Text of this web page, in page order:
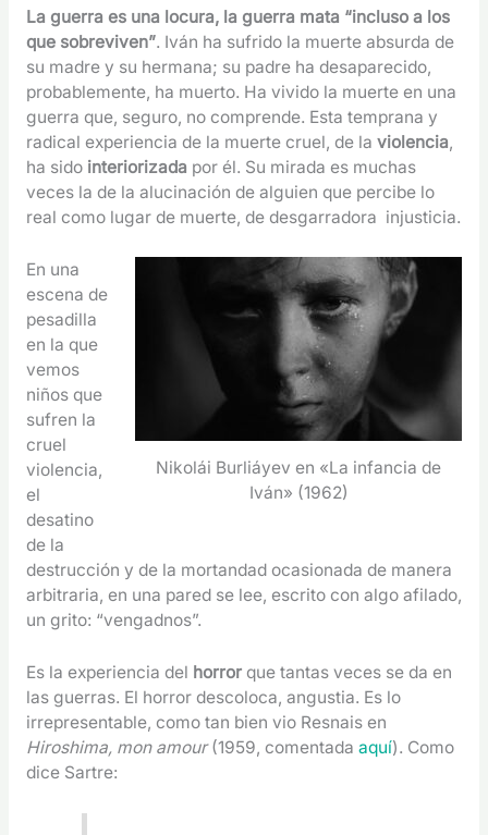
La guerra es una locura, la guerra mata “incluso a los
que sobreviven”. Iván ha sufrido la muerte absurda de
su madre y su hermana; su padre ha desaparecido,
probablemente, ha muerto. Ha vivido la muerte en una
guerra que, seguro, no comprende. Esta temprana y
radical experiencia de la muerte cruel, de la violencia,
ha sido interiorizada por él. Su mirada es muchas
veces la de la alucinación de alguien que percibe lo
real como lugar de muerte, de desgarradora injusticia.
Nikolái Burliáyev en «La infancia de
Iván» (1962)
En una
escena de
pesadilla
en la que
vemos
niños que
sufren la
cruel
violencia,
el
desatino
de la
destrucción y de la mortandad ocasionada de manera
arbitraria, en una pared se lee, escrito con algo afilado,
un grito: “vengadnos”.
Es la experiencia del horrorque tantas veces se da en
las guerras. El horror descoloca, angustia. Es lo
irrepresentable, como tan bien vio Resnais en
Hiroshima, mon amour(1959, comentada aquí). Como
dice Sartre: